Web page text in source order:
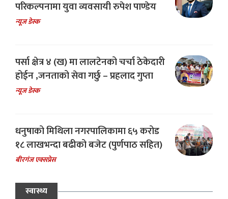
परिकल्पनामा युवा व्यवसायी रुपेश पाण्डेय
न्यूज डेस्क
पर्सा क्षेत्र ४ (ख) मा लालटेनको चर्चा ठेकेदारी
होईन ,जनताको सेवा गर्छु – प्रहलाद गुप्ता
न्यूज डेस्क
धनुषाको मिथिला नगरपालिकामा ६५ करोड
१८ लाखभन्दा बढीको बजेट (पुर्णपाठ सहित)
बीरगंज एक्सप्रेस
स्वास्थ्य